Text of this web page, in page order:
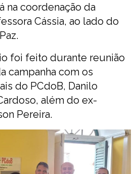
na coordenação da
Cássia, ao lado do
foi feito durante reunião
campanha com os
do PCdoB, Danilo
além do ex-
Pereira.